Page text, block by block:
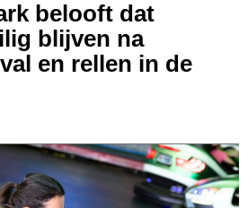
belooft dat
blijven na
en rellen in de